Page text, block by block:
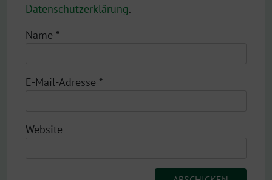
Datenschutzerklärung.
Name *
E-Mail-Adresse *
Website